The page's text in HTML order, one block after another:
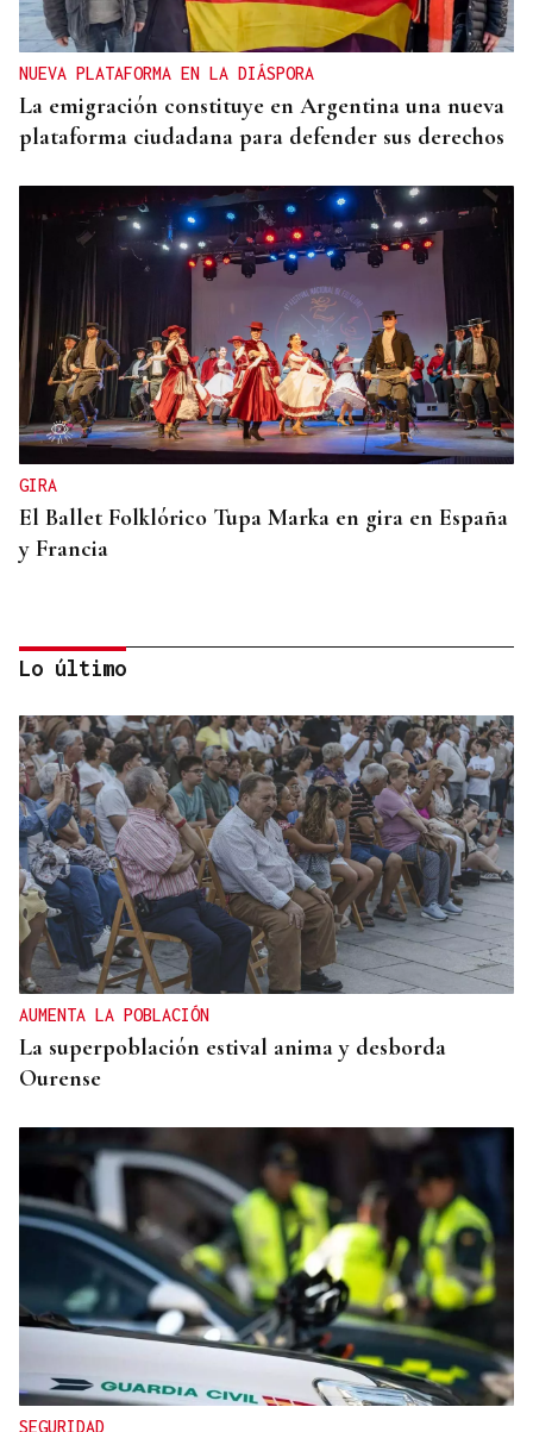
NUEVA PLATAFORMA EN LA DIÁSPORA
La emigración constituye en Argentina una nueva
plataforma ciudadana para defender sus derechos
GIRA
El Ballet Folklórico Tupa Marka en gira en España
y Francia
DIA DE GALICIA
Naturales de Galicia celebra el dia de la Patria
gallega venerando al Apóstol Santiago
Lo último
AUMENTA LA POBLACIÓN
La superpoblación estival anima y desborda
Ourense
SEGURIDAD